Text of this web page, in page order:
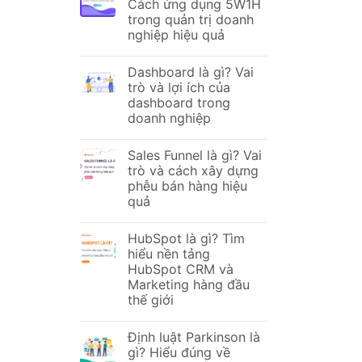
Cách ứng dụng 5W1H
trong quản trị doanh
nghiệp hiệu quả
Dashboard là gì? Vai
trò và lợi ích của
dashboard trong
doanh nghiệp
Sales Funnel là gì? Vai
trò và cách xây dựng
phễu bán hàng hiệu
quả
HubSpot là gì? Tìm
hiểu nền tảng
HubSpot CRM và
Marketing hàng đầu
thế giới
Định luật Parkinson là
gì? Hiểu đúng về